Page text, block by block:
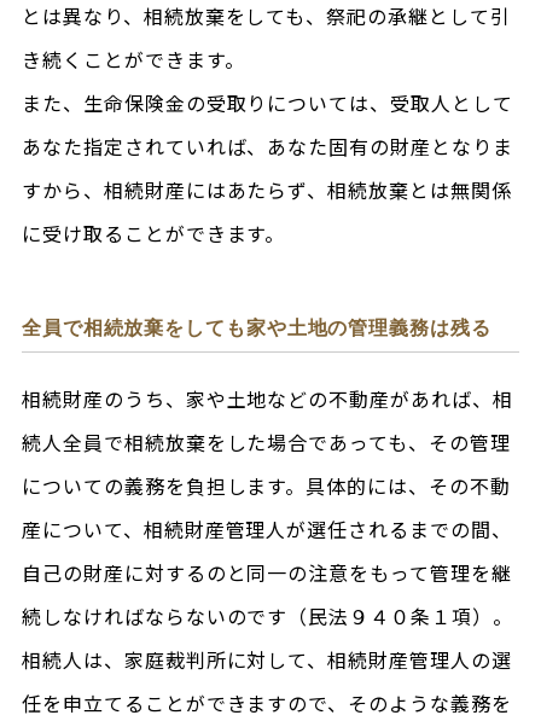
とは異なり、相続放棄をしても、祭祀の承継として引
き続くことができます。
また、生命保険金の受取りについては、受取人として
あなた指定されていれば、あなた固有の財産となりま
すから、相続財産にはあたらず、相続放棄とは無関係
に受け取ることができます。
全員で相続放棄をしても家や土地の管理義務は残る
相続財産のうち、家や土地などの不動産があれば、相
続人全員で相続放棄をした場合であっても、その管理
についての義務を負担します。具体的には、その不動
産について、相続財産管理人が選任されるまでの間、
自己の財産に対するのと同一の注意をもって管理を継
続しなければならないのです（民法９４０条１項）。
相続人は、家庭裁判所に対して、相続財産管理人の選
任を申立てることができますので、そのような義務を